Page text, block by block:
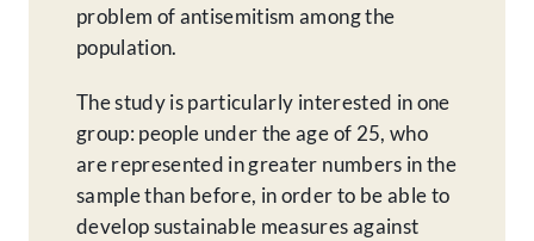
problem of antisemitism among the
population.
The study is particularly interested in one
group: people under the age of 25, who
are represented in greater numbers in the
sample than before, in order to be able to
develop sustainable measures against